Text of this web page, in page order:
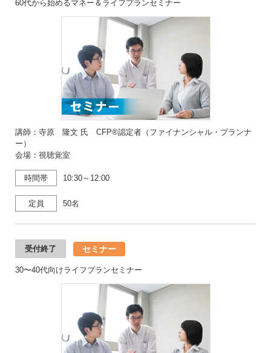
60代から始めるマネー＆ライフプランセミナー
講師：寺原 隆文 氏 CFP®認定者（ファイナンシャル・プランナ
ー）
会場：視聴覚室
時間帯 10:30～12:00
定員 50名
受付終了 セミナー
30〜40代向けライフプランセミナー